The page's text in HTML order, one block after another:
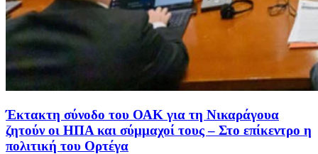
Έκτακτη σύνοδο του ΟΑΚ για τη Νικαράγουα
ζητούν οι ΗΠΑ και σύμμαχοί τους – Στο επίκεντρο η
πολιτική του Ορτέγα